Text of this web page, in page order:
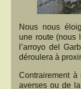
Nous nous
une route (nous
l’arroyo del
déroulera à
Contrairement
averses ou de